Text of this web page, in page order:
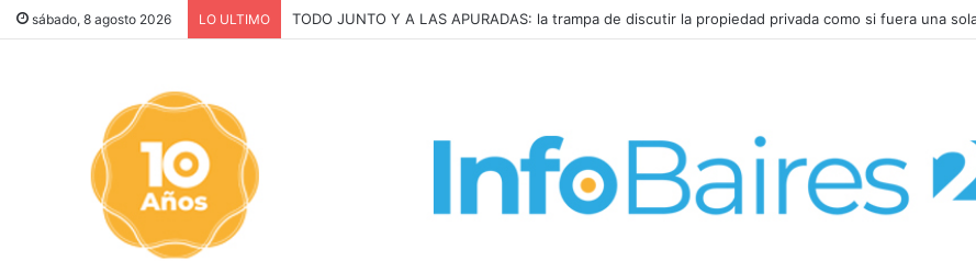
sábado, 8 agosto 2026 LO ULTIMO La INFLACIÓN de CABA se DISPARÓ al 2,9% en JULIO: 19,4% en 2026